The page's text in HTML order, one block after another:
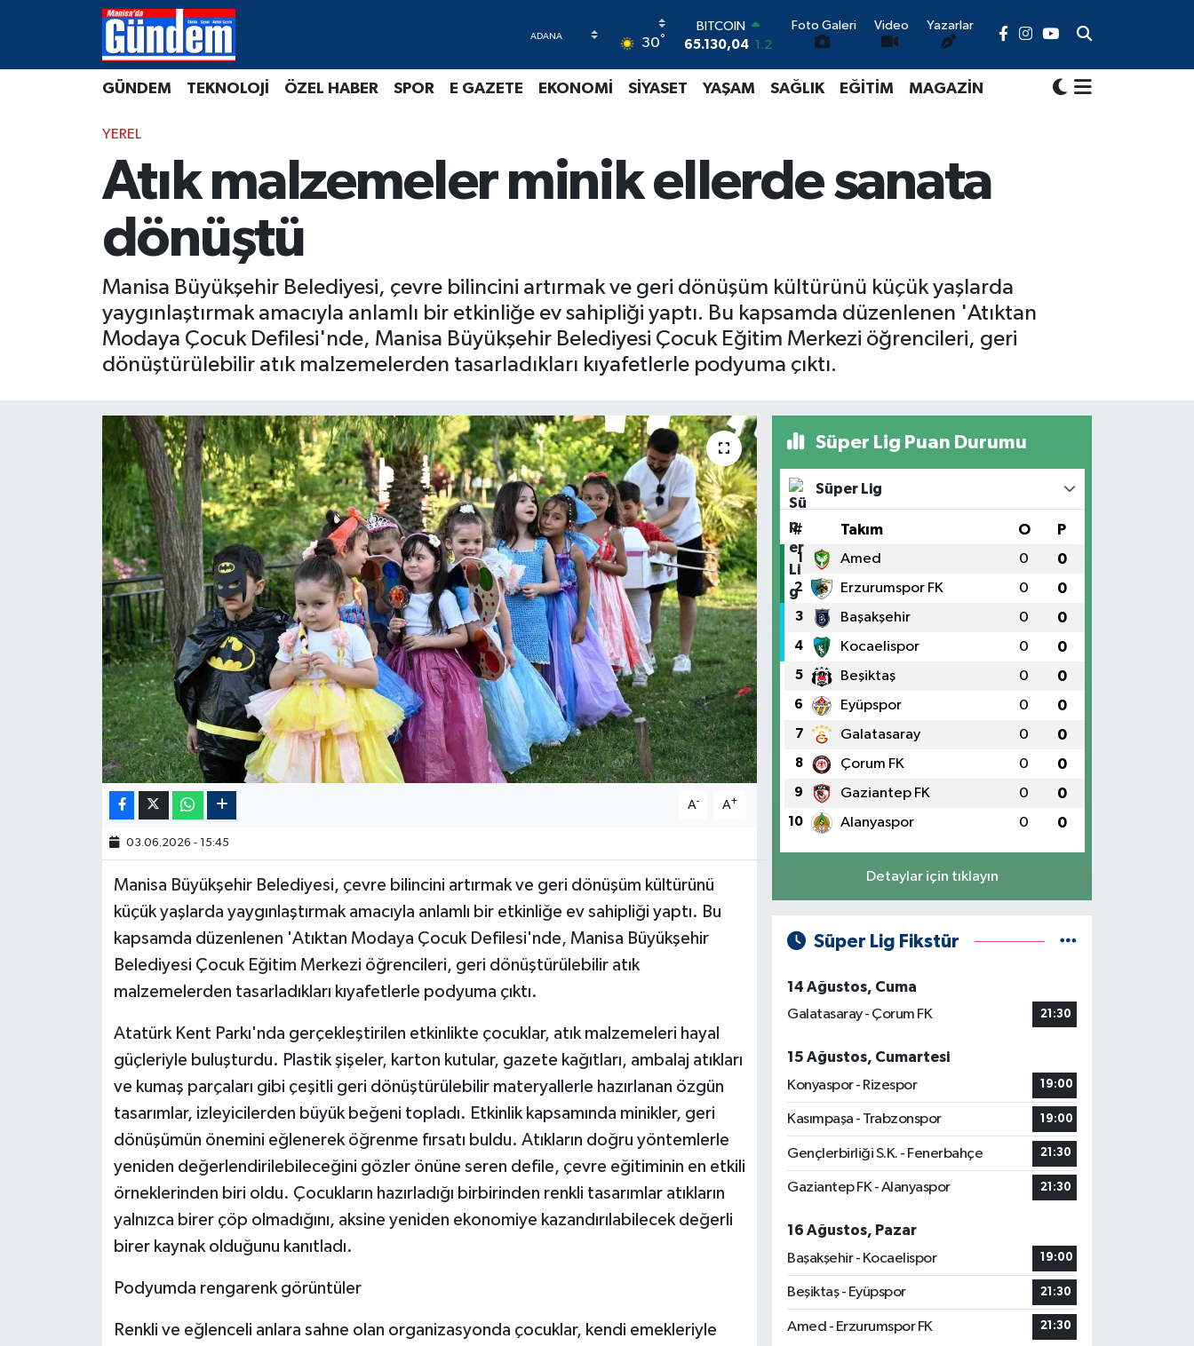
30°
DOLAR
47,7106 0.17
EURO
55,1652 0.27
6618.49
BİST100
13.773 -19
Foto Galeri Video Yazarlar
GÜNDEM TEKNOLOJİ ÖZEL HABER SPOR E GAZETE EKONOMİ SİYASET YAŞAM SAĞLIK EĞİTİM MAGAZİN
YEREL
Atık malzemeler minik ellerde sanata
dönüştü
Manisa Büyükşehir Belediyesi, çevre bilincini artırmak ve geri dönüşüm kültürünü küçük yaşlarda
yaygınlaştırmak amacıyla anlamlı bir etkinliğe ev sahipliği yaptı. Bu kapsamda düzenlenen 'Atıktan
Modaya Çocuk Defilesi'nde, Manisa Büyükşehir Belediyesi Çocuk Eğitim Merkezi öğrencileri, geri
dönüştürülebilir atık malzemelerden tasarladıkları kıyafetlerle podyuma çıktı.
A- A+
03.06.2026 - 15:45
Manisa Büyükşehir Belediyesi, çevre bilincini artırmak ve geri dönüşüm kültürünü
küçük yaşlarda yaygınlaştırmak amacıyla anlamlı bir etkinliğe ev sahipliği yaptı. Bu
kapsamda düzenlenen 'Atıktan Modaya Çocuk Defilesi'nde, Manisa Büyükşehir
Belediyesi Çocuk Eğitim Merkezi öğrencileri, geri dönüştürülebilir atık
malzemelerden tasarladıkları kıyafetlerle podyuma çıktı.
Atatürk Kent Parkı'nda gerçekleştirilen etkinlikte çocuklar, atık malzemeleri hayal
güçleriyle buluşturdu. Plastik şişeler, karton kutular, gazete kağıtları, ambalaj atıkları
ve kumaş parçaları gibi çeşitli geri dönüştürülebilir materyallerle hazırlanan özgün
tasarımlar, izleyicilerden büyük beğeni topladı. Etkinlik kapsamında minikler, geri
dönüşümün önemini eğlenerek öğrenme fırsatı buldu. Atıkların doğru yöntemlerle
yeniden değerlendirilebileceğini gözler önüne seren defile, çevre eğitiminin en etkili
örneklerinden biri oldu. Çocukların hazırladığı birbirinden renkli tasarımlar atıkların
yalnızca birer çöp olmadığını, aksine yeniden ekonomiye kazandırılabilecek değerli
birer kaynak olduğunu kanıtladı.
Podyumda rengarenk görüntüler
Renkli ve eğlenceli anlara sahne olan organizasyonda çocuklar, kendi emekleriyle
Süper Lig Puan Durumu
Süper Lig
# Takım O P
1 Amed 0 0
2 Erzurumspor FK 0 0
3 Başakşehir 0 0
4 Kocaelispor 0 0
5 Beşiktaş 0 0
6 Eyüpspor 0 0
7 Galatasaray 0 0
8 Çorum FK 0 0
9 Gaziantep FK 0 0
10 Alanyaspor 0 0
Detaylar için tıklayın
Süper Lig Fikstür
14 Ağustos, Cuma
Galatasaray - Çorum FK
21:30
15 Ağustos, Cumartesi
Konyaspor - Rizespor
19:00
Kasımpaşa - Trabzonspor 19:00
Gençlerbirliği S.K. - Fenerbahçe 21:30
Gaziantep FK - Alanyaspor 21:30
16 Ağustos, Pazar
Başakşehir - Kocaelispor
19:00
Beşiktaş - Eyüpspor 21:30
Amed - Erzurumspor FK 21:30
Manisa Hava Durumu
Süper Lig Puan Durumu ve Fikstür
Tüm Manşetler
Son Dakika Haberleri
Haber Arşivi